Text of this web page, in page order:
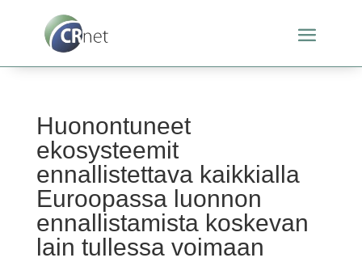
Huonontuneet
ekosysteemit
ennallistettava kaikkialla
Euroopassa luonnon
ennallistamista koskevan
lain tullessa voimaan